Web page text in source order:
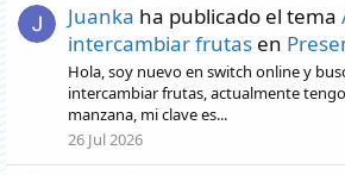
Juanka ha publicado el tema
intercambiar frutas en
Hola, soy nuevo en switch online y
intercambiar frutas, actualmente
manzana, mi clave es...
26 Jul 2026